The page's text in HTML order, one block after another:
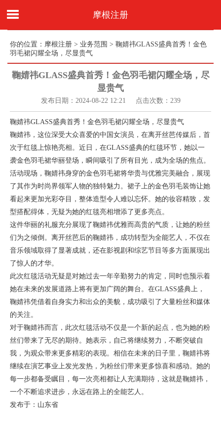
摩根注册
你的位置： 摩根注册 > 业务范围 > 鞠婧祎GLASS盛典首秀！金色
羽毛裙闪耀全场，尽显贵气
鞠婧祎GLASS盛典首秀！金色羽毛裙闪耀全场，尽
显贵气
发布日期：2024-08-22 12:21 点击次数：239
鞠婧祎GLASS盛典首秀！金色羽毛裙闪耀全场，尽显贵气
鞠婧祎，这位深受大众喜爱的中国女演员，在离开丝芭传媒后，首
次于红毯上惊艳亮相。近日，在GLASS盛典的红毯环节，她以一
袭金色羽毛裙华丽登场，瞬间吸引了所有目光，成为全场的焦点。
活动现场，鞠婧祎身穿的金色羽毛裙将华贵与优雅完美融合，展现
了其作为时尚界领军人物的独特魅力。裙子上的金色羽毛装饰让她
看起来更加光彩夺目，整体造型令人难以忘怀。她的妆容精致，发
型搭配得体，无疑为她的红毯亮相增添了更多亮点。
这件华丽的礼服充分展现了鞠婧祎优雅而高贵的气质，让她的粉丝
们为之倾倒。离开丝芭后的鞠婧祎，成功转型为全能艺人，不仅在
音乐领域取得了显著成就，还在影视剧和综艺节目等多方面展现出
了惊人的才华。
此次红毯活动无疑是对她过去一年辛勤努力的肯定，同时也预示着
她在未来的发展道路上将有更加广阔的舞台。在GLASS盛典上，
鞠婧祎凭借着自身实力和出众的美貌，成功吸引了大量粉丝和媒体
的关注。
对于鞠婧祎而言，此次红毯活动不仅是一个新的起点，也为她的粉
丝们带来了无尽的期待。她表示，自己将继续努力，不断突破自
我，为观众带来更多精彩的表现。相信在未来的日子里，鞠婧祎将
继续在演艺事业上发光发热，为粉丝们带来更多惊喜和感动。她的
每一步都备受瞩目，每一次亮相都让人充满期待，这就是鞠婧祎，
一个不断追求进步，永远在路上的全能艺人。
发布于：山东省